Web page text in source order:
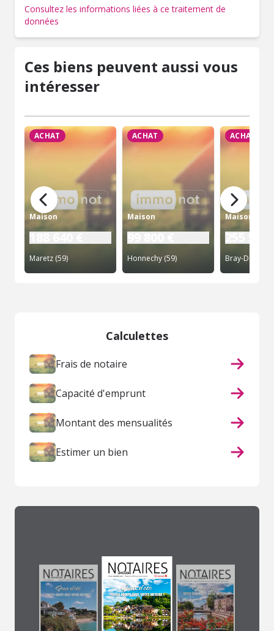
Consultez les informations liées à ce traitement de
données
Ces biens peuvent aussi vous
intéresser
ACHAT
Maison
188 640 €
Maretz (59)
ACHAT
Maison
99 800 €
Honnechy (59)
ACHAT
Maison
255 535
Bray-Dunes
Calculettes
Frais de notaire
Capacité d'emprunt
Montant des mensualités
Estimer un bien